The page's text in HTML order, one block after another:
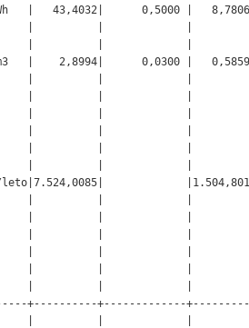
|   43,4032|      0,5000 |
|          |             |
|          |             |
m3   |    2,8994|      0,0300 |
|          |             |
|          |             |
|          |             |
|          |             |
|          |             |
leto|7.524,0085|
|          |             |
|          |             |
|          |             |
|          |             |
+----------+-------------
|          |             |